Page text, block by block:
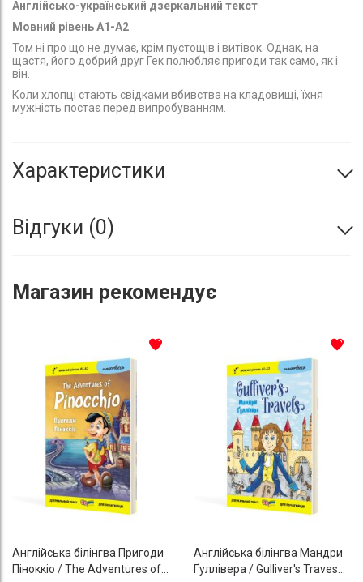
Англійсько-український дзеркальний текст
Мовний рівень A1-A2
Том ні про що не думає, крім пустощів і витівок. Однак, на
щастя, його добрий друг Гек полюбляє пригоди так само, як і
він.
Коли хлопці стають свідками вбивства на кладовищі, їхня
мужність постає перед випробуванням.
Характеристики
Відгуки 0
Магазин рекомендує
Англійська білінгва Пригоди
Піноккіо / The Adventures of
До списку бажань
Англійська білінгва Мандри
Ґуллівера / Gulliver's Traves